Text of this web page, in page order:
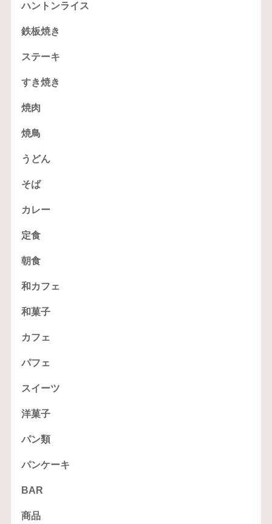
ハントンライス
鉄板焼き
ステーキ
すき焼き
焼肉
焼鳥
うどん
そば
カレー
定食
朝食
和カフェ
和菓子
カフェ
パフェ
スイーツ
洋菓子
パン類
パンケーキ
BAR
商品